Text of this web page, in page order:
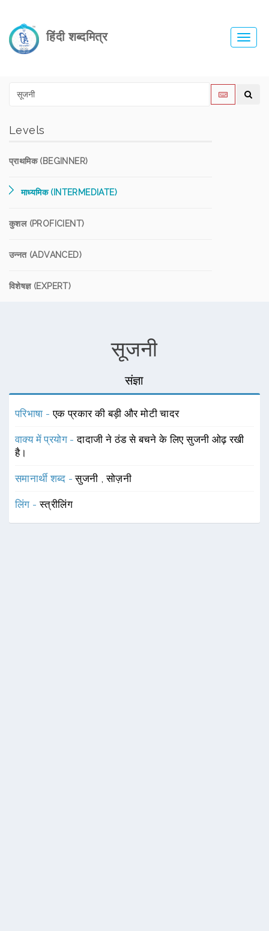
हिंदी शब्दमित्र
Levels
प्राथमिक (BEGINNER)
माध्यमिक (INTERMEDIATE)
कुशल (PROFICIENT)
उन्नत (ADVANCED)
विशेषज्ञ (EXPERT)
सूजनी
संज्ञा
परिभाषा -एक प्रकार की बड़ी और मोटी चादर
वाक्य में प्रयोग -दादाजी ने ठंड से बचने के लिए सुजनी ओढ़ रखी
है।
समानार्थी शब्द -सुजनी ,सोज़नी
लिंग -स्त्रीलिंग